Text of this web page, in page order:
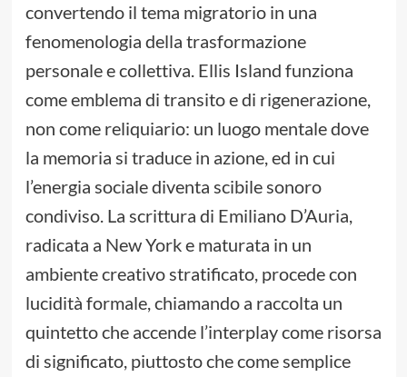
convertendo il tema migratorio in una
fenomenologia della trasformazione
personale e collettiva. Ellis Island funziona
come emblema di transito e di rigenerazione,
non come reliquiario: un luogo mentale dove
la memoria si traduce in azione, ed in cui
l’energia sociale diventa scibile sonoro
condiviso. La scrittura di Emiliano D’Auria,
radicata a New York e maturata in un
ambiente creativo stratificato, procede con
lucidità formale, chiamando a raccolta un
quintetto che accende l’interplay come risorsa
di significato, piuttosto che come semplice